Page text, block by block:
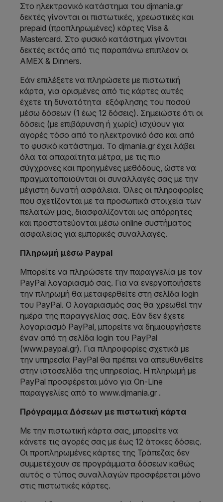
Στο ηλεκτρονικό κατάστημα του djmania.gr
δεκτές γίνονται οι πιστωτικές, χρεωστικές και
prepaid (προπληρωμένες) κάρτες Visa &
Mastercard. Στο φυσικό κατάστημα γίνονται
δεκτές εκτός από τις παραπάνω επιπλέον οι
AMEX & Dinners.
Εάν επιλέξετε να πληρώσετε με πιστωτική
κάρτα, για ορισμένες από τις κάρτες αυτές
έχετε τη δυνατότητα εξόφλησης του ποσού
μέσω δόσεων (1 έως 12 δόσεις). Σημειώστε ότι οι
δόσεις (με επιβάρυνση ή χωρίς) ισχύουν για
αγορές τόσο από το ηλεκτρονικό όσο και από
το φυσικό κατάστημα. To djmania.gr έχει λάβει
όλα τα απαραίτητα μέτρα, με τις πιο
σύγχρονες και προηγμένες μεθόδους, ώστε να
πραγματοποιούνται οι συναλλαγές σας με την
μέγιστη δυνατή ασφάλεια. Όλες οι πληροφορίες
που σχετίζονται με τα προσωπικά στοιχεία των
πελατών μας, διασφαλίζονται ως απόρρητες
και προστατεύονται μέσω online συστήματος
ασφαλείας για εμπορικές συναλλαγές.
Πληρωμή μέσω Paypal
Μπορείτε να πληρώσετε την παραγγελία με τον
PayPal λογαριασμό σας. Για να ενεργοποιήσετε
την πληρωμή θα μεταφερθείτε στη σελίδα login
του PayPal. Ο λογαριασμός σας θα χρεωθεί την
ημέρα της παραγγελίας σας. Εάν δεν έχετε
λογαριασμό PayPal, μπορείτε να δημιουργήσετε
έναν από τη σελίδα login του PayPal
(www.paypal.gr). Για πληροφορίες σχετικά με
την υπηρεσία PayPal θα πρέπει να απευθυνθείτε
στην ιστοσελίδα της υπηρεσίας. Η πληρωμή με
PayPal προσφέρεται μόνο για On-Line
παραγγελίες από το www.djmania.gr .
Πρόγραμμα Δόσεων με πιστωτική κάρτα
Με την πιστωτική κάρτα σας, μπορείτε να
κάνετε τις αγορές σας με έως 12 άτοκες δόσεις.
Οι προπληρωμένες κάρτες της Τράπεζας δεν
συμμετέχουν σε προγράμματα δόσεων καθώς
αυτός ο τύπος συναλλαγών προσφέρεται μόνο
στις πιστωτικές κάρτες.